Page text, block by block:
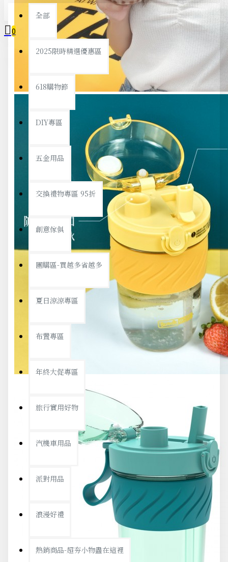
全部
2025限時精選優惠區
618購物節
DIY專區
五金用品
交換禮物專區 95折
創意傢俱
團購區-買越多省越多
夏日涼涼專區
布置專區
年終大促專區
旅行實用好物
汽機車用品
派對用品
浪漫好禮
熱銷商品-超夯小物盡在這裡
0
您的購物車內沒有商品！